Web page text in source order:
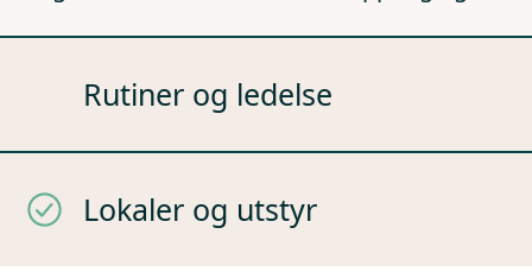
Rutiner og ledelse
Lokaler og utstyr